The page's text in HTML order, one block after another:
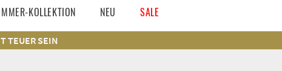
KOLLEKTION NEU SALE
TEUER SEIN